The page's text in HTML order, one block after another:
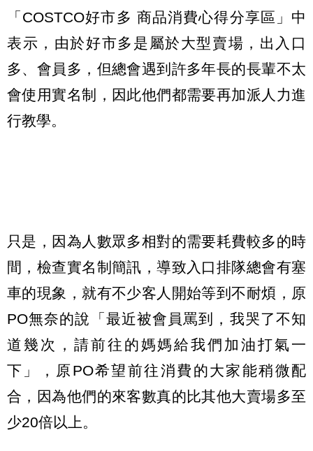
「COSTCO好市多 商品消費心得分享區」中
表示，由於好市多是屬於大型賣場，出入口
多、會員多，但總會遇到許多年長的長輩不太
會使用實名制，因此他們都需要再加派人力進
行教學。
只是，因為人數眾多相對的需要耗費較多的時
間，檢查實名制簡訊，導致入口排隊總會有塞
車的現象，就有不少客人開始等到不耐煩，原
PO無奈的說「最近被會員罵到，我哭了不知
道幾次，請前往的媽媽給我們加油打氣一
下」，原PO希望前往消費的大家能稍微配
合，因為他們的來客數真的比其他大賣場多至
少20倍以上。